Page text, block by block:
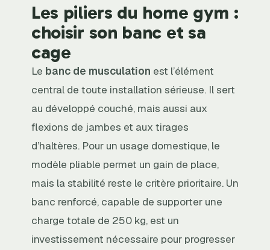
Les piliers du home gym :
choisir son banc et sa
cage
Le banc de musculation est l’élément
central de toute installation sérieuse. Il sert
au développé couché, mais aussi aux
flexions de jambes et aux tirages
d’haltères. Pour un usage domestique, le
modèle pliable permet un gain de place,
mais la stabilité reste le critère prioritaire. Un
banc renforcé, capable de supporter une
charge totale de 250 kg, est un
investissement nécessaire pour progresser